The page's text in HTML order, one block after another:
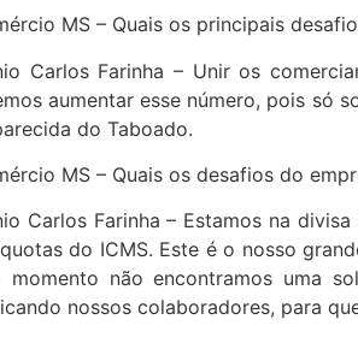
MS – Quais os principais
Carlos Farinha – Unir os
aumentar esse número, pois só
do Taboado.
MS – Quais os desafios do
Carlos Farinha – Estamos na
do ICMS. Este é o nosso
não encontramos uma
nossos colaboradores, para